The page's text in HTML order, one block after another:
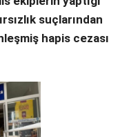
Facebook
suçlarından
hapis cezası